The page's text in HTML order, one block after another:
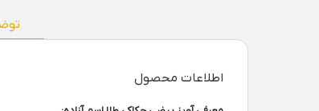
اطلاعات محصول